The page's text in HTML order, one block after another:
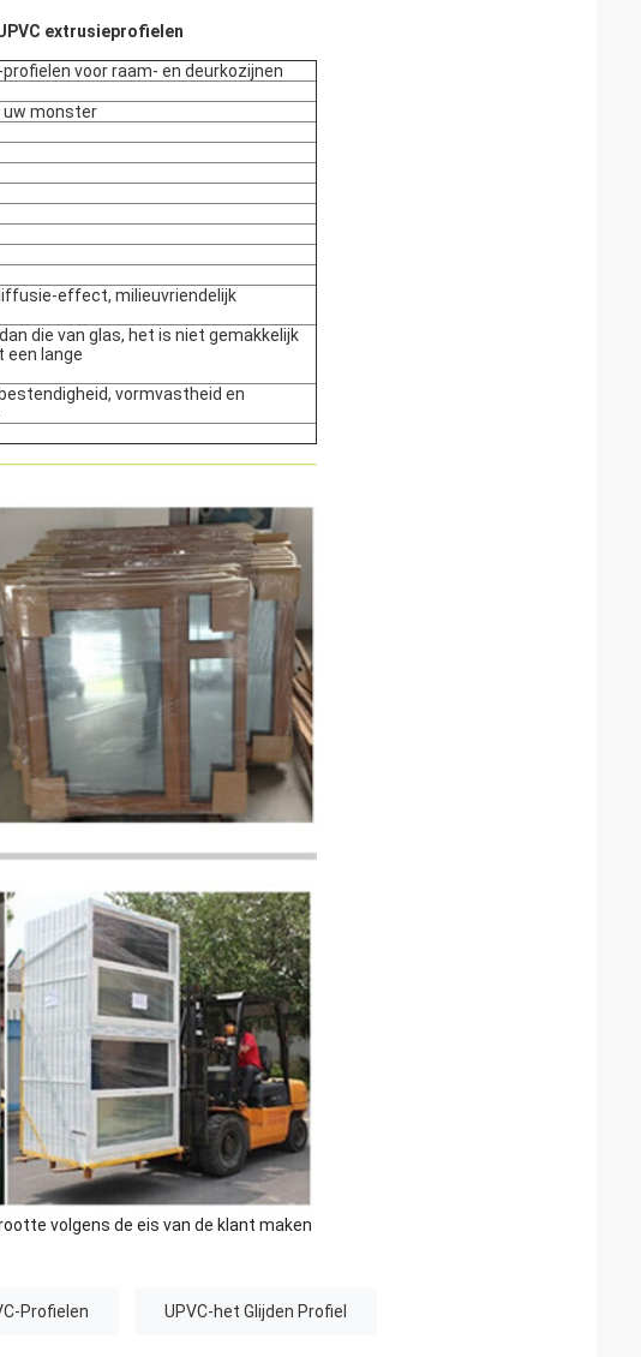
extrusieprofielen
voor raam- en deurkozijnen
uw monster
effect, milieuvriendelijk
die van glas, het is niet gemakkelijk
een lange
vormvastheid en
volgens de eis van de klant maken
Profielen UPVC-het Glijden Profiel